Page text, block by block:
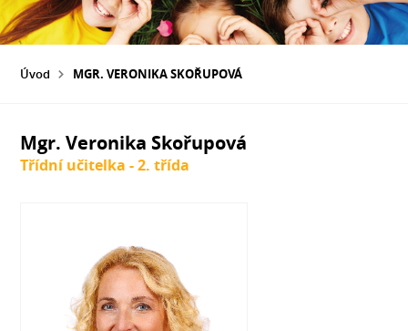
Úvod MGR. VERONIKA SKOŘUPOVÁ
Mgr. Veronika Skořupová
Třídní učitelka - 2. třída